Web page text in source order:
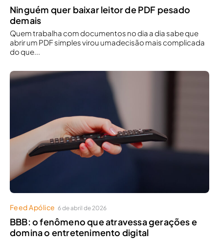
Ninguém quer baixar leitor de PDF pesado
demais
Quem trabalha com documentos no dia a dia sabe que
abrir um PDF simples virou umadecisão mais complicada
do que...
Feed Apólice 6 de abril de 2026
BBB: o fenômeno que atravessa gerações e
domina o entretenimento digital